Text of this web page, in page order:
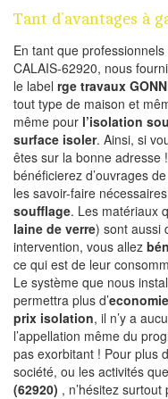
Tant d’avantages à
En tant que
CALAIS-62920, nous
le label rge travaux
tout type de maison et
même pour l’isolation
surface isoler. Ainsi, si
êtes sur la bonne adresse
bénéficierez d’ouvrages
les savoir-faire
soufflage. Les matériaux
laine de verre) sont aussi
intervention, vous allez
ce qui est de leur
Le système que nous
permettra plus d’
prix isolation, il n’y a
l’appellation même du
pas exorbitant ! Pour plus
société, ou les activités
(62920) , n’hésitez